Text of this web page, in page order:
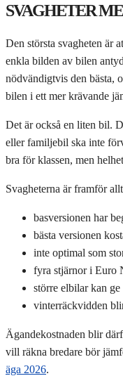
SVAGHETER
Den största svagheten är
enkla bilden av bilen
nödvändigtvis den bästa,
bilen i ett mer krävande
Det är också en liten bil.
eller familjebil ska inte
bra för klassen, men
Svagheterna är framför
basversionen har
bästa versionen
inte optimal som
fyra stjärnor i Euro
större elbilar kan
vinterräckvidden
Ägandekostnaden blir
vill räkna bredare bör
äga 2026.